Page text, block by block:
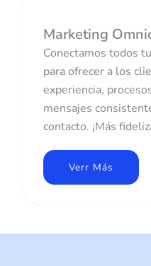
Marketing
Conectamos todos
para ofrecer a los
experiencia,
mensajes
contacto. ¡Más
Verr Más